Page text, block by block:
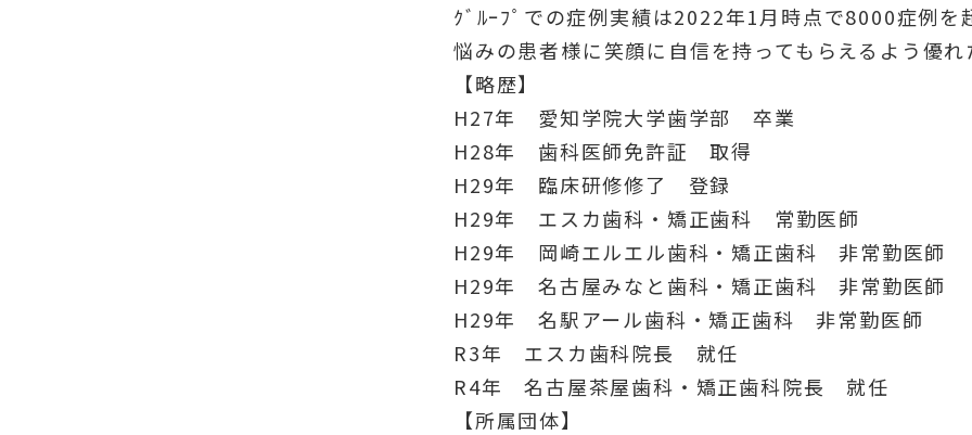
ｸﾞﾙｰﾌﾟでの症例実績は2022年1月時点で8000症例を
悩みの患者様に笑顔に自信を持ってもらえるよう優れ
【略歴】
H27年 愛知学院大学歯学部 卒業
H28年 歯科医師免許証 取得
H29年 臨床研修修了 登録
H29年 エスカ歯科・矯正歯科 常勤医師
H29年 岡崎エルエル歯科・矯正歯科 非常勤医師
H29年 名古屋みなと歯科・矯正歯科 非常勤医師
H29年 名駅アール歯科・矯正歯科 非常勤医師
R3年 エスカ歯科院長 就任
R4年 名古屋茶屋歯科・矯正歯科院長 就任
【所属団体】